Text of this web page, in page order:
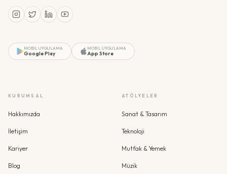
MOBIL UYGULAMA
Google Play
MOBIL UYGULAMA
App Store
KURUMSAL
Hakkımızda
İletişim
Kariyer
Blog
ATÖLYELER
Sanat & Tasarım
Teknoloji
Mutfak & Yemek
Müzik